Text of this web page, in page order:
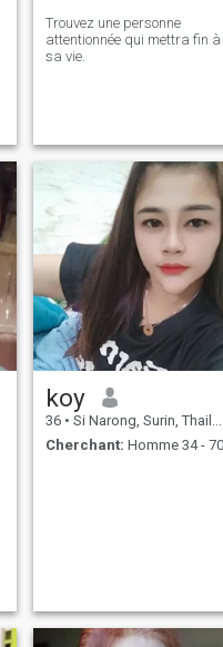
Trouvez une personne
attentionnée qui mettra fin à
sa vie.
koy
36 • Si Narong, Surin, Thailande
Cherchant: Homme 34 - 70